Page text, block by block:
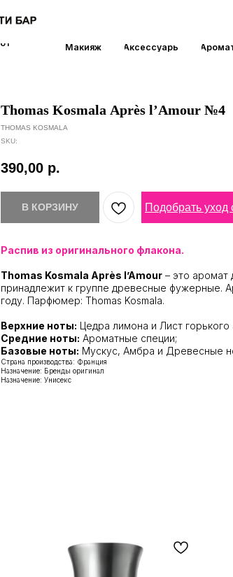
Макияж Аксессуары Ароматы
Format
Thomas Kosmala Après l’Amour №4
THOMAS KOSMALA
SKU:
390,00 р.
В КОРЗИНУ Подобрать уход
Распив из оригинального флакона.
Thomas Kosmala Après l’Amour – это
принадлежит к группе древесные фужерные.
году. Парфюмер: Thomas Kosmala.
Верхние ноты: Цедра лимона и Лист горького
Средние ноты: Ароматные специи;
Базовые ноты: Мускус, Амбра и Древесные
Страна производства: Франция
Назначение: Бренды оригинал
Назначение: Унисекс